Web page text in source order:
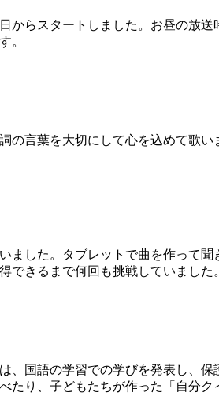
らスタートしました。お昼の放
。
言葉を大切にして心を込めて歌い
した。タブレットで曲を作って聞
できるまで何回も挑戦していました。
国語の学習での学びを発表し、保
たり、子どもたちが作った「自分